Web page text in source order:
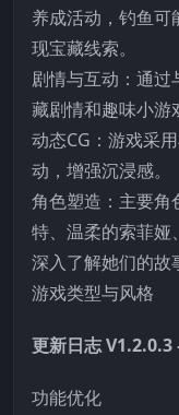
养成活动，钓鱼可
现宝藏线索。
剧情与互动：通
藏剧情和趣味小游
动态CG：游戏采
动，增强沉浸感。
角色塑造：主要角
特、温柔的索菲娅
深入了解她们的故
游戏类型与风格
更新日志 V1.2.0.3
功能优化